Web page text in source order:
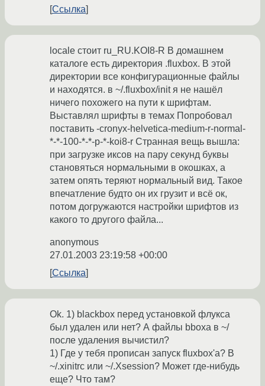
Ссылка
locale стоит ru_RU.KOI8-R В домашнем
каталоге есть директория .fluxbox. В этой
директории все конфигурационные файлы
и находятся. в ~/.fluxbox/init я не нашёл
ничего похожего на пути к шрифтам.
Выставлял шрифты в темах Попробовал
поставить -cronyx-helvetica-medium-r-normal-
*-*-100-*-*-p-*-koi8-r Странная вещь вышла:
при загрузке иксов на пару секунд буквы
становяться нормальными в окошках, а
затем опять теряют нормальный вид. Такое
впечатление будто он их грузит и всё ок,
потом догружаются настройки шрифтов из
какого то другого файла...
anonymous
27.01.2003 23:19:58 +00:00
Ссылка
Ok. 1) blackbox перед установкой флукса
был удален или нет? А файлы bboxa в ~/
после удаления вычистил?
1) Где у тебя прописан запуск fluxbox'a? В
~/.xinitrc или ~/.Xsession? Может где-нибудь
еще? Что там?